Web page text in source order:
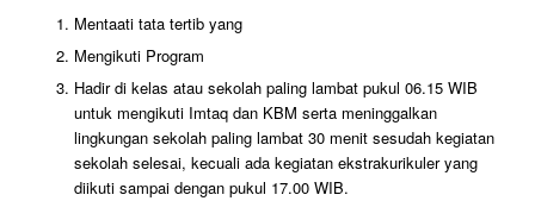
Mentaati tata tertib yang
Mengikuti Program
Hadir di kelas atau sekolah paling lambat pukul 06.15 WIB
untuk mengikuti Imtaq dan KBM serta meninggalkan
lingkungan sekolah paling lambat 30 menit sesudah kegiatan
sekolah selesai, kecuali ada kegiatan ekstrakurikuler yang
diikuti sampai dengan pukul 17.00 WIB.